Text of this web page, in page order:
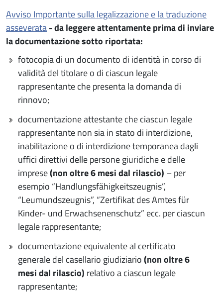
Avviso Importante sulla legalizzazione e la traduzione
asseverata- da leggere attentamente prima di inviare
la documentazione sotto riportata:
fotocopia di un documento di identità in corso di
validità del titolare o di ciascun legale
rappresentante che presenta la domanda di
rinnovo;
documentazione attestante che ciascun legale
rappresentante non sia in stato di interdizione,
inabilitazione o di interdizione temporanea dagli
uffici direttivi delle persone giuridiche e delle
imprese(non oltre 6 mesi dal rilascio) – per
esempio “Handlungsfähigkeitszeugnis”,
“Leumundszeugnis”, “Zertifikat des Amtes für
Kinder- und Erwachsenenschutz” ecc. per ciascun
legale rappresentante;
documentazione equivalente al certificato
generale del casellario giudiziario(non oltre 6
mesi dal rilascio) relativo a ciascun legale
rappresentante;